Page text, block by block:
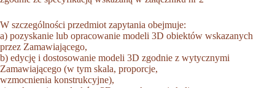
W szczególności przedmiot zapytania obejmuje:
a) pozyskanie lub opracowanie modeli 3D obiektów wskazanych
przez Zamawiającego,
b) edycję i dostosowanie modeli 3D zgodnie z wytycznymi
Zamawiającego (w tym skala, proporcje,
wzmocnienia konstrukcyjne),